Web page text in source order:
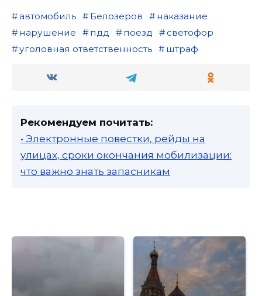
автомобиль Белозеров
наказание
нарушение
пдд поезд
светофор
уголовная ответственность
штраф
Рекомендуем почитать:
• Электронные повестки, рейды на
улицах, сроки окончания мобилизации:
что важно знать запасникам